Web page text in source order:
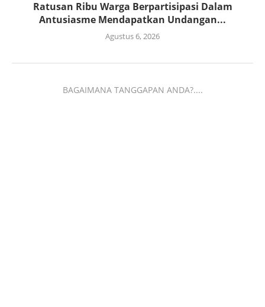
Ratusan Ribu Warga Berpartisipasi Dalam
Antusiasme Mendapatkan Undangan...
Agustus 6, 2026
BAGAIMANA TANGGAPAN ANDA?....